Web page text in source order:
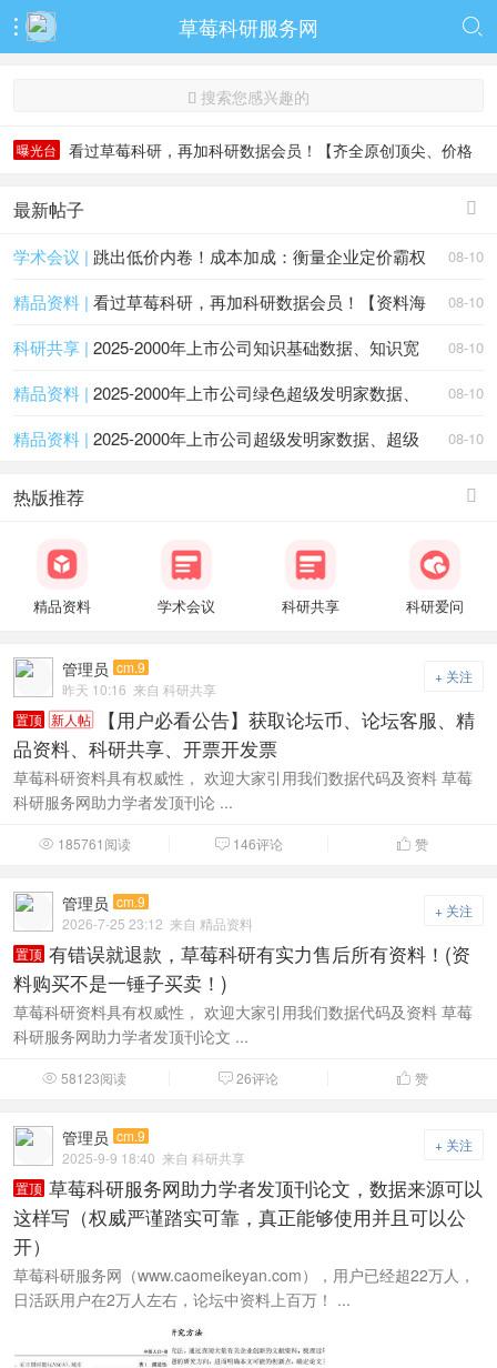
 草莓科研服务网 
 搜索您感兴趣的
曝光台
看过草莓科研，再加科研数据会员！【齐全原创顶尖、价格
低无虚】

最新帖子
08-10
学术会议 | 跳出低价内卷！成本加成：衡量企业定价霸权
08-10
精品资料 | 看过草莓科研，再加科研数据会员！【资料海
08-10
科研共享 | 2025-2000年上市公司知识基础数据、知识宽
08-10
精品资料 | 2025-2000年上市公司绿色超级发明家数据、
08-10
精品资料 | 2025-2000年上市公司超级发明家数据、超级

热版推荐
精品资料 学术会议 科研共享 科研爱问
+ 关注
管理员 cm.9
昨天 10:16 来自 科研共享
置顶 新人帖
【用户必看公告】获取论坛币、论坛客服、精
品资料、科研共享、开票开发票
草莓科研资料具有权威性， 欢迎大家引用我们数据代码及资料 草莓
科研服务网助力学者发顶刊论 ...
 185761阅读  146评论  赞
+ 关注
管理员 cm.9
2026-7-25 23:12 来自 精品资料
置顶 有错误就退款，草莓科研有实力售后所有资料！(资
料购买不是一锤子买卖！)
草莓科研资料具有权威性， 欢迎大家引用我们数据代码及资料 草莓
科研服务网助力学者发顶刊论文 ...
 58123阅读  26评论  赞
+ 关注
管理员 cm.9
2025-9-9 18:40 来自 科研共享
置顶 草莓科研服务网助力学者发顶刊论文，数据来源可以
这样写（权威严谨踏实可靠，真正能够使用并且可以公
开）
草莓科研服务网（www.caomeikeyan.com），用户已经超22万人，
日活跃用户在2万人左右，论坛中资料上百万！ ...